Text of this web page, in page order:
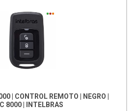
| CONTROL REMOTO | NEGRO |
8000 | INTELBRAS